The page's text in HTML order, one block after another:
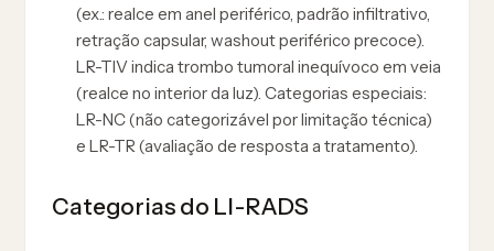
(ex.: realce em anel periférico, padrão infiltrativo,
retração capsular, washout periférico precoce).
LR-TIV indica trombo tumoral inequívoco em veia
(realce no interior da luz). Categorias especiais:
LR-NC (não categorizável por limitação técnica)
e LR-TR (avaliação de resposta a tratamento).
Categorias do LI-RADS